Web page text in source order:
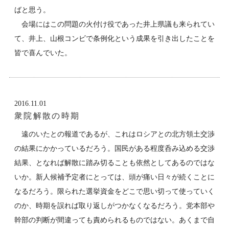
ばと思う。
会場にはこの問題の火付け役であった井上県議も来られてい
て、井上、山根コンビで条例化という成果を引き出したことを
皆で喜んでいた。
2016.11.01
衆院解散の時期
遠のいたとの報道であるが、これはロシアとの北方領土交渉
の結果にかかっているだろう。国民がある程度呑み込める交渉
結果、となれば解散に踏み切ることも依然としてあるのではな
いか。新人候補予定者にとっては、頭が痛い日々が続くことに
なるだろう。限られた選挙資金をどこで思い切って使っていく
のか、時期を誤れば取り返しがつかなくなるだろう。党本部や
幹部の判断が間違っても責められるものではない。あくまで自